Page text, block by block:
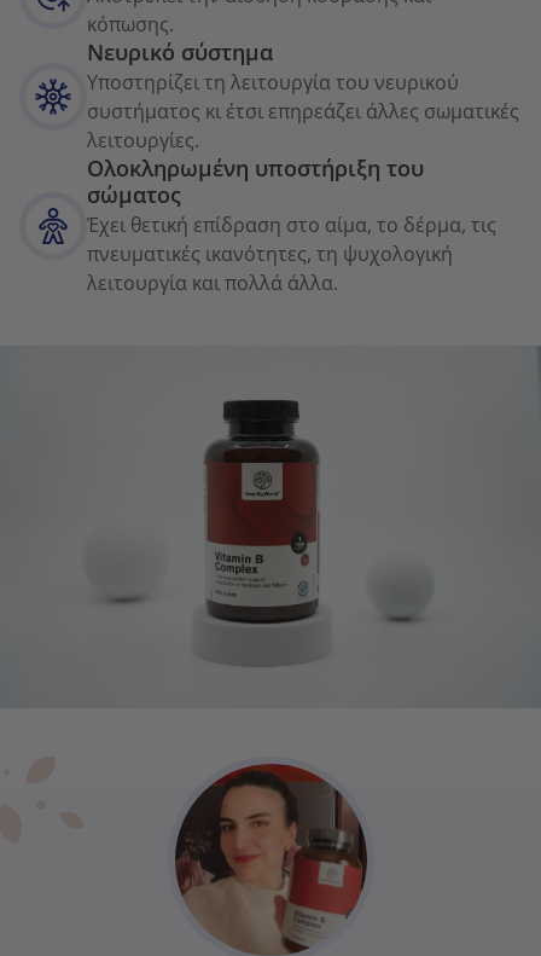
κόπωσης.
Νευρικό σύστημα
Υποστηρίζει τη λειτουργία του νευρικού
συστήματος κι έτσι επηρεάζει άλλες σωματικές
λειτουργίες.
Ολοκληρωμένη υποστήριξη του
σώματος
Έχει θετική επίδραση στο αίμα, το δέρμα, τις
πνευματικές ικανότητες, τη ψυχολογική
λειτουργία και πολλά άλλα.